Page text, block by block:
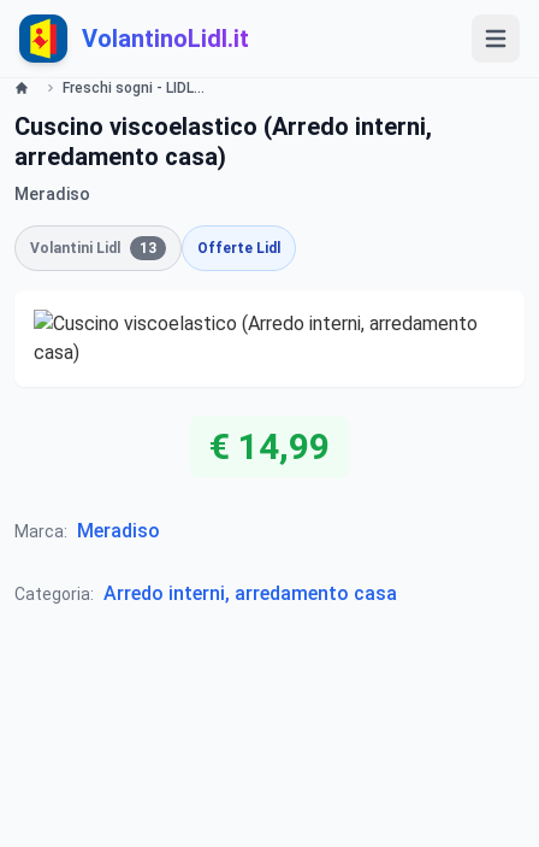
VolantinoLidl.it
Freschi sogni - LIDL Catalogue - Offerte valide dal 09 maggio 2019 Lidl
Cuscino viscoelastico (Arredo interni,
arredamento casa)
Meradiso
Volantini Lidl 13 Offerte Lidl
€ 14,99
Marca: Meradiso
Categoria: Arredo interni, arredamento casa